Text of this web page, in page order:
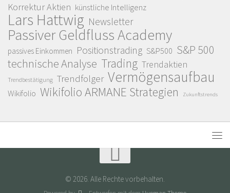
Korrektur Aktien künstliche Intelligenz
Lars Hattwig Newsletter
Passiver Geldfluss Academy
passives Einkommen Positionstrading S&P500 S&P 500
technische Analyse Trading Trendaktien
Trendbestätigung Trendfolger Vermögensaufbau
Wikifolio Wikifolio ARMANE Strategien Zukunftstrends
© 2026. Alle Rechte vorbehalten.